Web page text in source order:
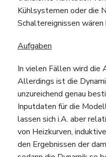
Kühlsystemen oder die
Schaltereignissen wären
Aufgaben
In vielen Fällen wird die
Allerdings ist die
unzureichend genau
Inputdaten für die
lassen sich i.A. aber
von Heizkurven,
den Ergebnissen der